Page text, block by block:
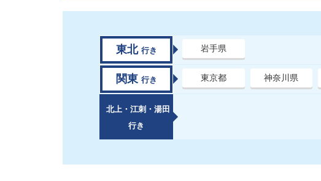
東北 行き 岩手県
関東 行き 東京都 神奈川県
北上・江刺・湯田
行き